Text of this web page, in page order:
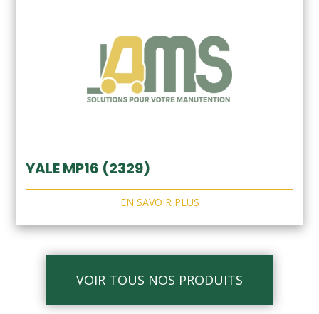
YALE MP16 (2329)
EN SAVOIR PLUS
VOIR TOUS NOS PRODUITS